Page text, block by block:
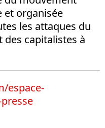
et organisée
les attaques du
capitalistes à
espace-